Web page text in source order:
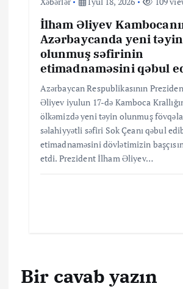
İlham Əliyev
Azərbaycanda yeni təyin
olunmuş səfirinin
etimadnaməsini qəbul
Azərbaycan Respublikasının
Əliyev iyulun 17-də Kamboca
ölkəmizdə yeni təyin olunmuş
səlahiyyətli səfiri Sok Çeanı qəbul
etimadnaməsini dövlətimizin
etdi. Prezident İlham Əliyev…
Bir cavab yazın